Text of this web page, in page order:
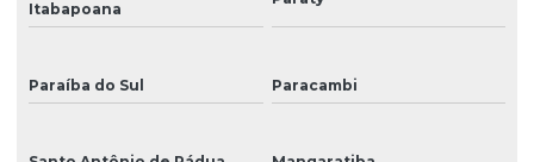
Peça para impressora
Itabapoana
Paraíba do Sul Paracambi